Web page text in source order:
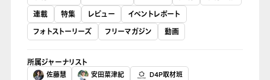
連載
特集 レビュー
イベントレポート
フォトストーリーズ
フリーマガジン 動画
所属ジャーナリスト
佐藤慧 安田菜津紀 D4P取材班